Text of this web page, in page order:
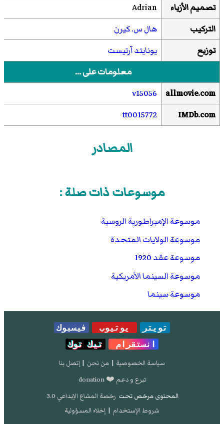
تصميم الأزياء
Adrian
التركيب
هال س. كيرن
توزيع
يونايتد آرتيست
معلومات على ...
allmovie.com
v15056
IMDb.com
tt0015772
المصادر
موسوعات ذات صلة :
موسوعة الإمبراطورية الروسية
موسوعة الولايات المتحدة
موسوعة عقد 1920
موسوعة السينما الأمريكية
موسوعة سينما
تويتر يوتيوب
فيسبوك
انستقرام
تيك توك
سياسة الخصوصية | من نحن | إتصل بنا
تبرع و دعم ❤️ donation
المحتوى مرخص تحت رخصة المشاع الإبداعي 3.0
شروط الإستخدام | إخلاء المسؤولية